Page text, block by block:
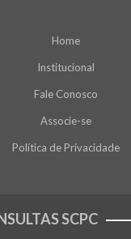
Home
Institucional
Fale Conosco
Associe-se
Política de Privacidade
SCPC